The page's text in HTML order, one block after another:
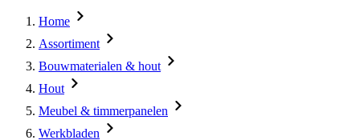
Home
Assortiment
Bouwmaterialen & hout
Hout
Meubel & timmerpanelen
Werkbladen